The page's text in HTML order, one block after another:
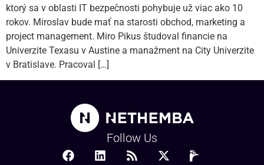
ktorý sa v oblasti IT bezpečnosti pohybuje už viac ako 10
rokov. Miroslav bude mať na starosti obchod, marketing a
project management. Miro Pikus študoval financie na
Univerzite Texasu v Austine a manažment na City Univerzite
v Bratislave. Pracoval […]
Follow Us